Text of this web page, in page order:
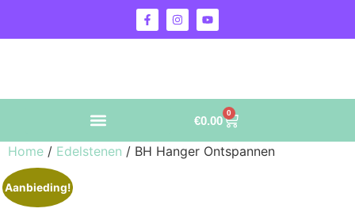
€0.00
0
Home / Edelstenen / BH Hanger Ontspannen
Aanbieding!